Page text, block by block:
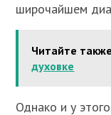
широчайшем
Читайте
духовке
Однако и у